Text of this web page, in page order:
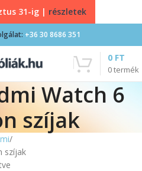
+36 30 8686 351
0termék
0 FT
Watch 6
szíjak
szíjak
31-ig | részletek